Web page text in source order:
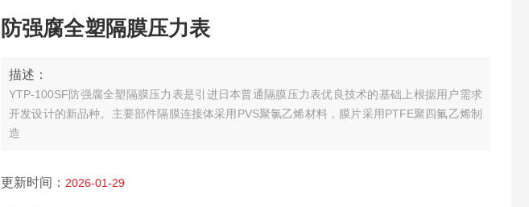
防强腐全塑隔膜压力表
描述：
YTP-100SF防强腐全塑隔膜压力表是引进日本普通隔膜压力表优良技术的基础上根据用户需求
开发设计的新品种。主要部件隔膜连接体采用PVS聚氯乙烯材料，膜片采用PTFE聚四氟乙烯制
造
更新时间： 2026-01-29